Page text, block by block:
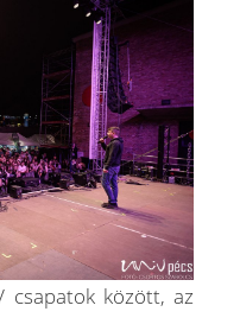
csapatok között, az